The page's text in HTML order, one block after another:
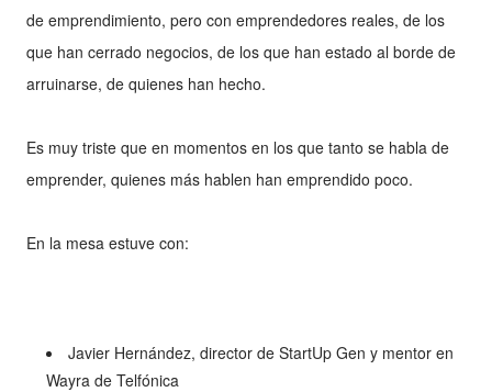
de emprendimiento, pero con emprendedores reales, de los
que han cerrado negocios, de los que han estado al borde de
arruinarse, de quienes han hecho.
Es muy triste que en momentos en los que tanto se habla de
emprender, quienes más hablen han emprendido poco.
En la mesa estuve con:
Javier Hernández, director de StartUp Gen y mentor en
Wayra de Telfónica